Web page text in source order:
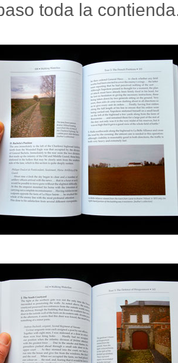
toda la